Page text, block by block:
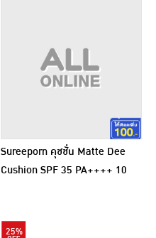
Sureeporn คุชชั่น Matte Dee
Cushion SPF 35 PA++++ 10
25%